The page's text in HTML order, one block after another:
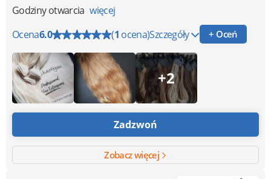
Godziny otwarcia więcej
Ocena6.0 (1 ocena)Szczegóły + Oceń
+2
Zadzwoń
Zobacz więcej